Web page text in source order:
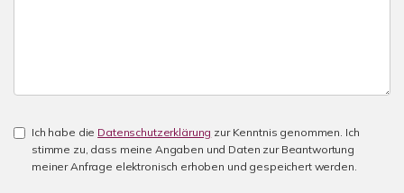
Ich habe die Datenschutzerklärung zur Kenntnis genommen. Ich
stimme zu, dass meine Angaben und Daten zur Beantwortung
meiner Anfrage elektronisch erhoben und gespeichert werden.